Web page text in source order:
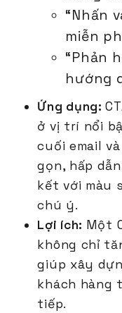
“Nhấn
miễn
“Phản
hướng
Ứng dụng:
ở vị trí nổi
cuối email
gọn, hấp
kết với màu
chú ý.
Lợi ích: Một
không chỉ
giúp xây
khách hàng
tiếp.